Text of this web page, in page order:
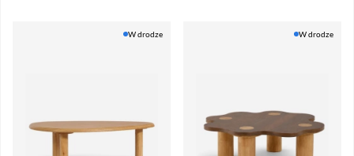
W drodze W drodze